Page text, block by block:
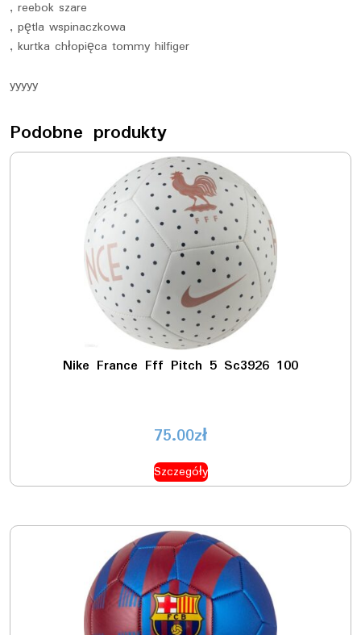
, reebok szare
, pętla wspinaczkowa
, kurtka chłopięca tommy hilfiger
yyyyy
Podobne produkty
Nike France Fff Pitch 5 Sc3926 100
75.00zł
Szczegóły